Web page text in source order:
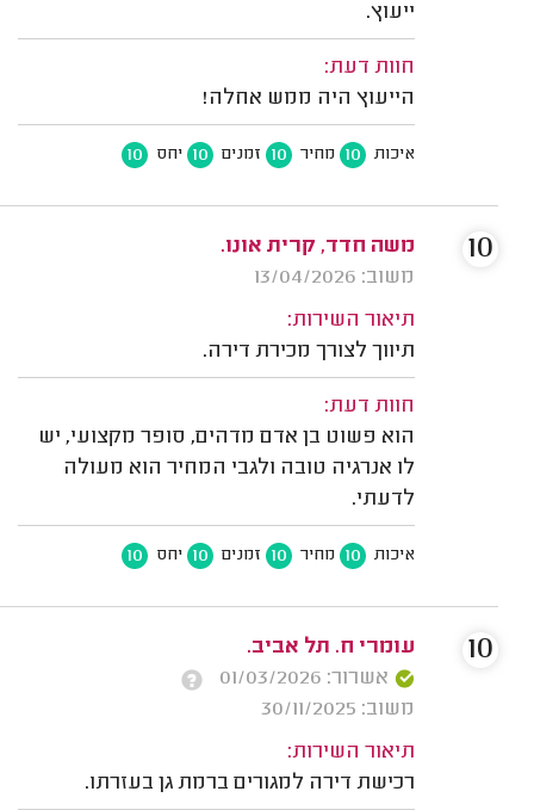
ייעוץ.
חוות דעת:
הייעוץ היה ממש אחלה!
איכות 10 מחיר 10 זמנים 10 יחס 10
משה חדד, קרית אונו.
משוב: 13/04/2026
תיאור השירות:
תיווך לצורך מכירת דירה.
חוות דעת:
הוא פשוט בן אדם מדהים, סופר מקצועי, יש
לו אנרגיה טובה ולגבי המחיר הוא מעולה
לדעתי.
איכות 10 מחיר 10 זמנים 10 יחס 10
10
עומרי ח. תל אביב.
אשרור: 01/03/2026
משוב: 30/11/2025
תיאור השירות:
רכישת דירה למגורים ברמת גן בעזרתו.
10